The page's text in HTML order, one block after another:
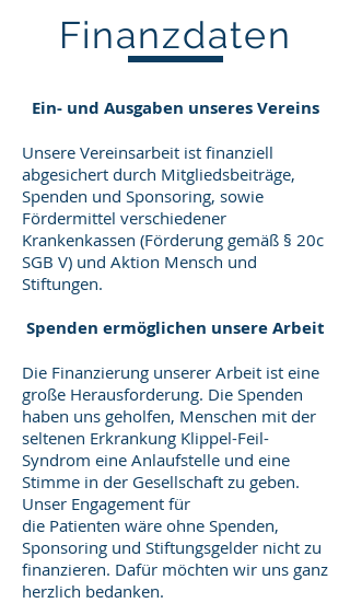
Finanzdaten
Ein- und Ausgaben unseres Vereins
Unsere Vereinsarbeit ist finanziell
abgesichert durch Mitgliedsbeiträge,
Spenden und Sponsoring, sowie
Fördermittel verschiedener
Krankenkassen (Förderung gemäß § 20c
SGB V) und Aktion Mensch und
Stiftungen.
Spenden ermöglichen unsere Arbeit
Die Finanzierung unserer Arbeit ist eine
große Herausforderung. Die Spenden
haben uns geholfen, Menschen mit der
seltenen Erkrankung Klippel-Feil-
Syndrom eine Anlaufstelle und eine
Stimme in der Gesellschaft zu geben.
Unser Engagement für
die Patienten wäre ohne Spenden,
Sponsoring und Stiftungsgelder nicht zu
finanzieren. Dafür möchten wir uns ganz
herzlich bedanken.